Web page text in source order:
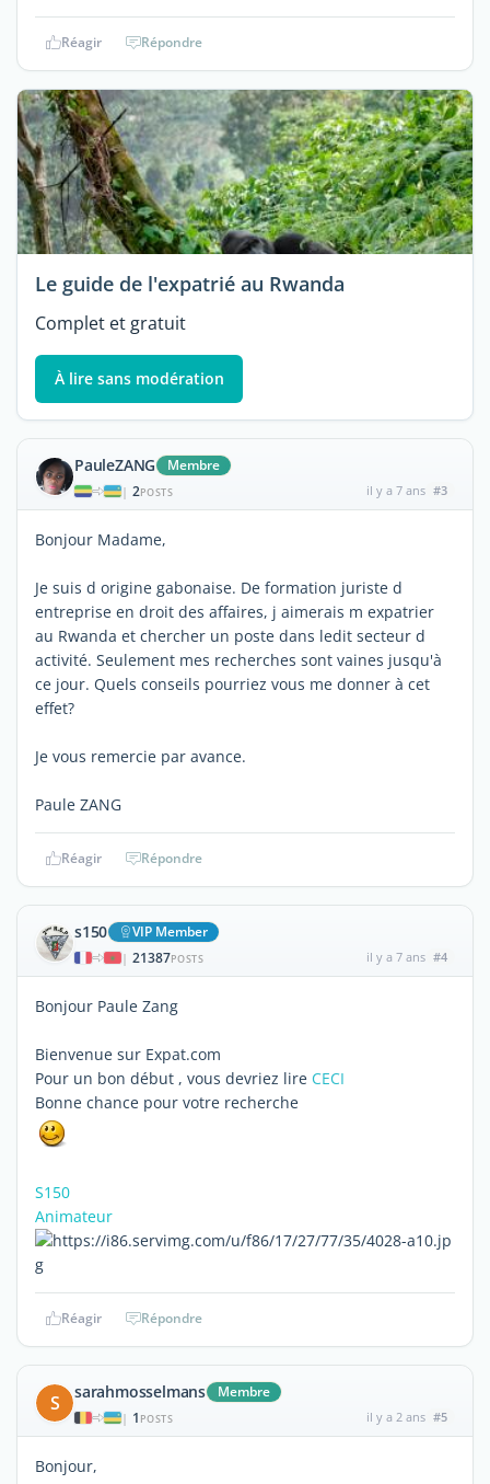
Réagir Répondre
Le guide de l'expatrié au Rwanda
Complet et gratuit
À lire sans modération
PauleZANG Membre
| 2POSTS il y a 7 ans #3
Bonjour Madame,
Je suis d origine gabonaise. De formation juriste d
entreprise en droit des affaires, j aimerais m expatrier
au Rwanda et chercher un poste dans ledit secteur d
activité. Seulement mes recherches sont vaines jusqu'à
ce jour. Quels conseils pourriez vous me donner à cet
effet?
Je vous remercie par avance.
Paule ZANG
Réagir Répondre
s150 VIP Member
| 21387POSTS il y a 7 ans #4
Bonjour Paule Zang
Bienvenue sur Expat.com
Pour un bon début , vous devriez lire CECI
Bonne chance pour votre recherche
S150
Animateur
Réagir Répondre
S sarahmosselmans Membre
| 1 POSTS il y a 2 ans #5
Bonjour,